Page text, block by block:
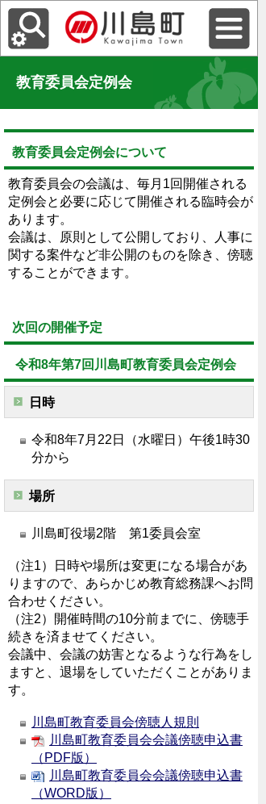
教育委員会定例会
教育委員会定例会について
教育委員会の会議は、毎月1回開催される
定例会と必要に応じて開催される臨時会が
あります。
会議は、原則として公開しており、人事に
関する案件など非公開のものを除き、傍聴
することができます。
次回の開催予定
令和8年第7回川島町教育委員会定例会
日時
令和8年7月22日（水曜日）午後1時30
分から
場所
川島町役場2階 第1委員会室
（注1）日時や場所は変更になる場合があ
りますので、あらかじめ教育総務課へお問
合わせください。
（注2）開催時間の10分前までに、傍聴手
続きを済ませてください。
会議中、会議の妨害となるような行為をし
ますと、退場をしていただくことがありま
す。
川島町教育委員会傍聴人規則
川島町教育委員会会議傍聴申込書
（PDF版）
川島町教育委員会会議傍聴申込書
（WORD版）